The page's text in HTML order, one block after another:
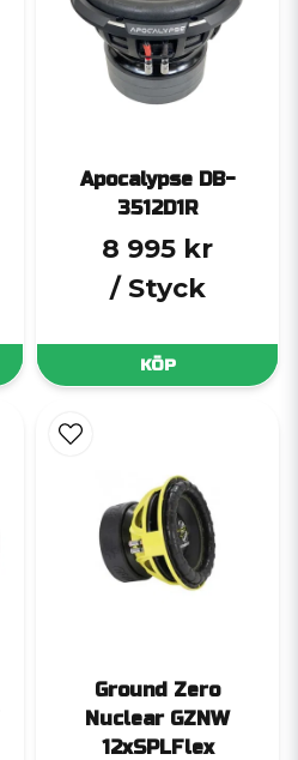
Apocalypse DB-
3512D1R
8 995 kr
/ Styck
KÖP
Ground Zero
Nuclear GZNW
12xSPLFlex